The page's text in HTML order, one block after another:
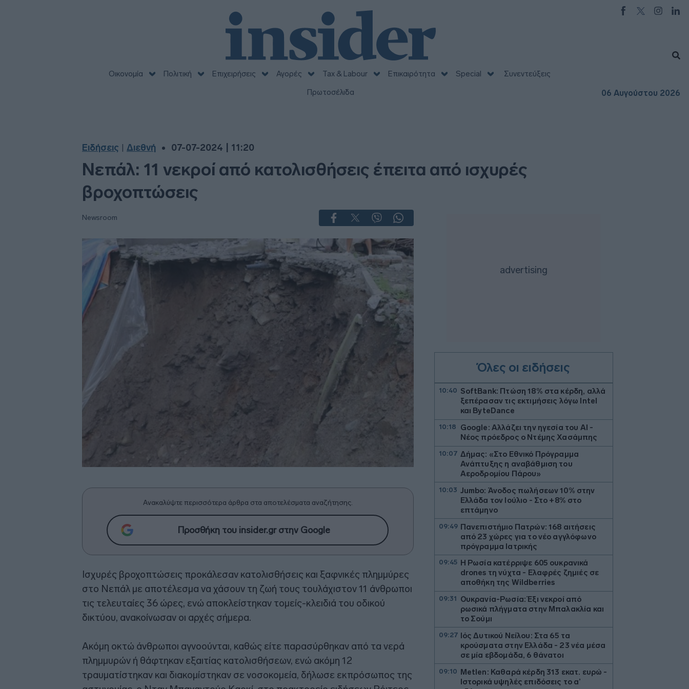
Οικονομία Πολιτική Επιχειρήσεις Αγορές Tax & Labour Επικαιρότητα Special
Συνεντεύξεις
Πρωτοσέλιδα
06 Αυγούστου 2026
Ειδήσεις Διεθνή 07-07-2024 | 11:20
Νεπάλ: 11 νεκροί από κατολισθήσεις έπειτα από ισχυρές
βροχοπτώσεις
Newsroom
Ανακαλύψτε περισσότερα άρθρα στα αποτελέσματα αναζήτησης.
Προσθήκη του insider.gr στην Google
Ισχυρές βροχοπτώσεις προκάλεσαν κατολισθήσεις και ξαφνικές πλημμύρες
στο Νεπάλ με αποτέλεσμα να χάσουν τη ζωή τους τουλάχιστον 11 άνθρωποι
τις τελευταίες 36 ώρες, ενώ αποκλείστηκαν τομείς-κλειδιά του οδικού
δικτύου, ανακοίνωσαν οι αρχές σήμερα.
Ακόμη οκτώ άνθρωποι αγνοούνται, καθώς είτε παρασύρθηκαν από τα νερά
πλημμυρών ή θάφτηκαν εξαιτίας κατολισθήσεων, ενώ ακόμη 12
τραυματίστηκαν και διακομίστηκαν σε νοσοκομεία, δήλωσε εκπρόσωπος της
Όλες οι ειδήσεις
10:40 SoftBank: Πτώση 18% στα κέρδη, αλλά
ξεπέρασαν τις εκτιμήσεις λόγω Intel
και ByteDance
10:18
Google: Αλλάζει την ηγεσία του AI -
Νέος πρόεδρος ο Ντέμης Χασάμπης
10:07 Δήμας: «Στο Εθνικό Πρόγραμμα
Ανάπτυξης η αναβάθμιση του
Αεροδρομίου Πάρου»
10:03 Jumbo: Άνοδος πωλήσεων 10% στην
Ελλάδα τον Ιούλιο - Στο +8% στο
επτάμηνο
09:49 Πανεπιστήμιο Πατρών: 168 αιτήσεις
από 23 χώρες για το νέο αγγλόφωνο
πρόγραμμα Ιατρικής
09:45 H Ρωσία κατέρριψε 605 ουκρανικά
drones τη νύχτα - Ελαφρές ζημιές σε
αποθήκη της Wildberries
09:31 Ουκρανία-Ρωσία: Έξι νεκροί από
ρωσικά πλήγματα στην Μπαλακλία και
το Σούμι
09:27 Ιός Δυτικού Νείλου: Στα 65 τα
κρούσματα στην Ελλάδα - 23 νέα μέσα
σε μία εβδομάδα, 6 θάνατοι
09:10 Metlen: Καθαρά κέρδη 313 εκατ. ευρώ -
Ιστορικά υψηλές επιδόσεις το α’